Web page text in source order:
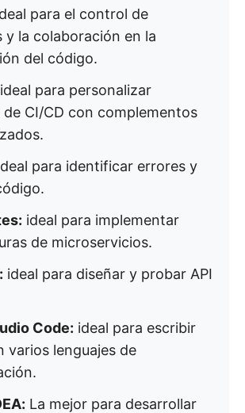
para el control de
y la colaboración en la
del código.
ideal para personalizar
de CI/CD con complementos
para identificar errores y
ideal para implementar
de microservicios.
ideal para diseñar y probar API
Code: ideal para escribir
varios lenguajes de
La mejor para desarrollar